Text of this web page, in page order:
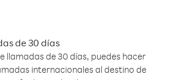
de 30 días
llamadas de 30 días, puedes hacer
internacionales al destino de